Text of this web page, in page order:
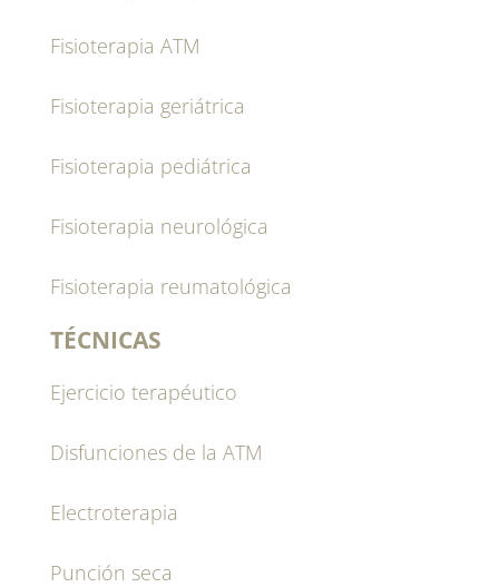
Fisioterapia ATM
Fisioterapia geriátrica
Fisioterapia pediátrica
Fisioterapia neurológica
Fisioterapia reumatológica
TÉCNICAS
Ejercicio terapéutico
Disfunciones de la ATM
Electroterapia
Punción seca